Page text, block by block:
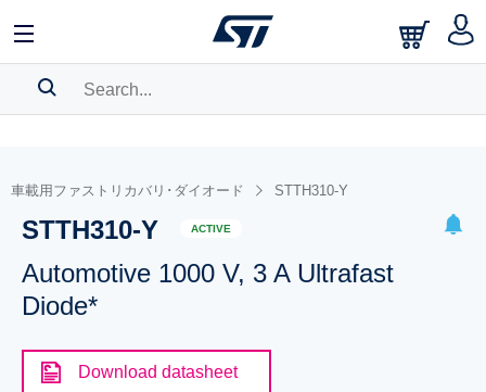
BOOKMARK
Please log into show your saved searches.
車載用ファストリカバリ･ダイオード STTH310-Y
STTH310-Y ACTIVE
Automotive 1000 V, 3 A Ultrafast
Diode*
Download datasheet